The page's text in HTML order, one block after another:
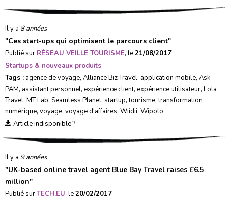
Il y a 8 années
"Ces start-ups qui optimisent le parcours client"
Publié sur RÉSEAU VEILLE TOURISME, le21/08/2017
Startups & nouveaux produits
Tags : agence de voyage, Alliance Biz Travel, application mobile, Ask
PAM, assistant personnel, expérience client, expérience utilisateur, Lola
Travel, MT Lab, Seamless Planet, startup,tourisme,transformation
numérique, voyage, voyage d'affaires, Wiidii, Wipolo
Article indisponible ?
Il y a 9 années
"UK-based online travel agent Blue Bay Travel raises £6.5
million"
Publié surTECH.EU, le20/02/2017